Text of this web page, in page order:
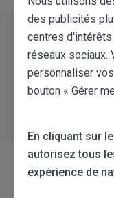
Disjoncteur
Le disjoncteur
protéger un circuit
branchés : en cas
Document
des publicités
centres
réseaux sociaux.
personnaliser
bouton « Gérer
En cliquant sur
autorisez tous
expérience de